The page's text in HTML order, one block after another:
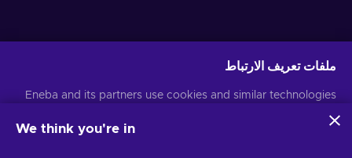
ملفات تعريف الارتباط
Eneba and its partners use cookies and similar technologies
website. We use this information to enhance content,
We think you're in